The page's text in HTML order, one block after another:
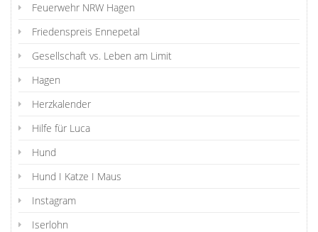
Feuerwehr NRW Hagen
Friedenspreis Ennepetal
Gesellschaft vs. Leben am Limit
Hagen
Herzkalender
Hilfe für Luca
Hund
Hund I Katze I Maus
Instagram
Iserlohn